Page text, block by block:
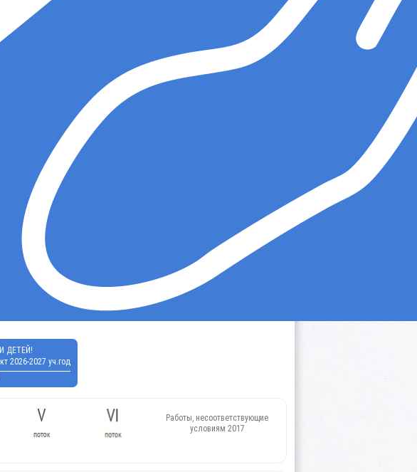
ДЕТЕЙ!
2026-2027 уч.год
Работы, несоответствующие
условиям 2017